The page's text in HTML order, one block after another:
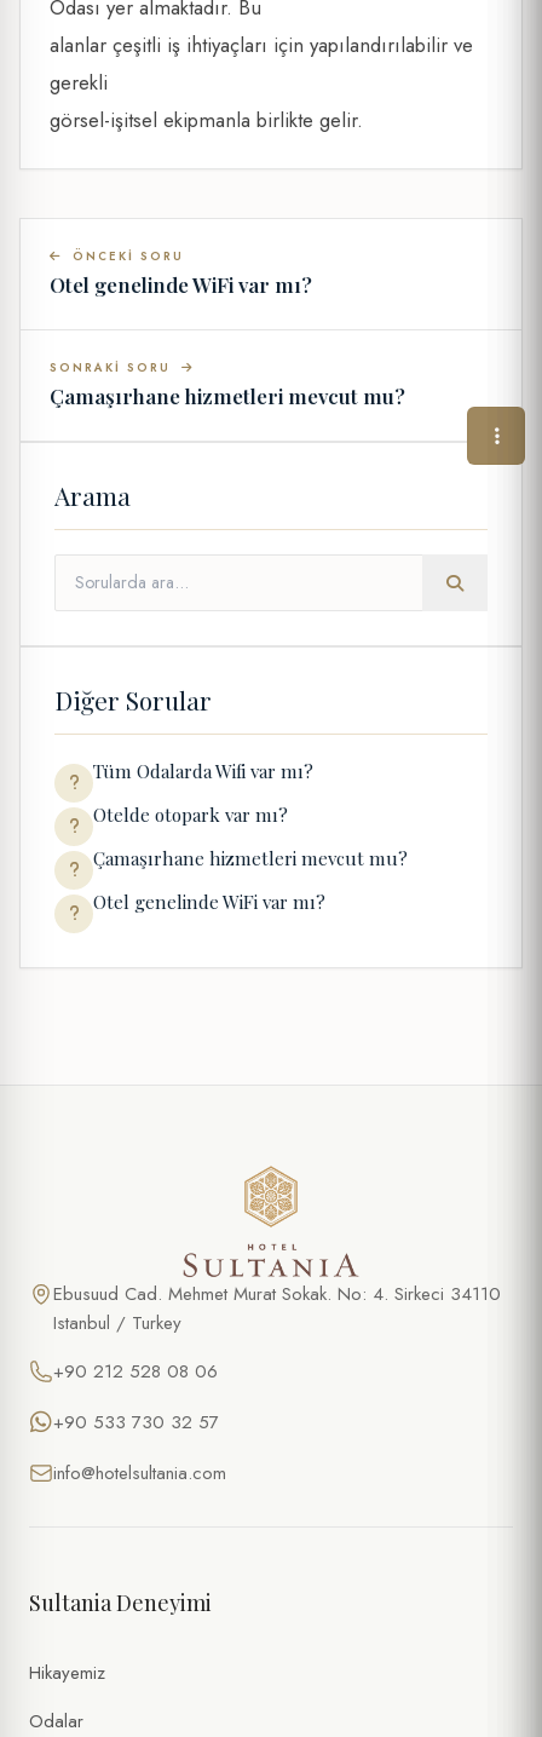
Odası yer almaktadır. Bu
alanlar çeşitli iş ihtiyaçları için yapılandırılabilir ve
gerekli
görsel-işitsel ekipmanla birlikte gelir.
ÖNCEKI SORU
Otel genelinde WiFi var mı?
SONRAKI SORU
Çamaşırhane hizmetleri mevcut mu?
Arama
Diğer Sorular
Tüm Odalarda Wifi var mı?
Otelde otopark var mı?
Çamaşırhane hizmetleri mevcut mu?
Otel genelinde WiFi var mı?
Ebusuud Cad. Mehmet Murat Sokak. No: 4. Sirkeci 34110
Istanbul / Turkey
+90 212 528 08 06
+90 533 730 32 57
info@hotelsultania.com
Sultania Deneyimi
Hikayemiz
Odalar